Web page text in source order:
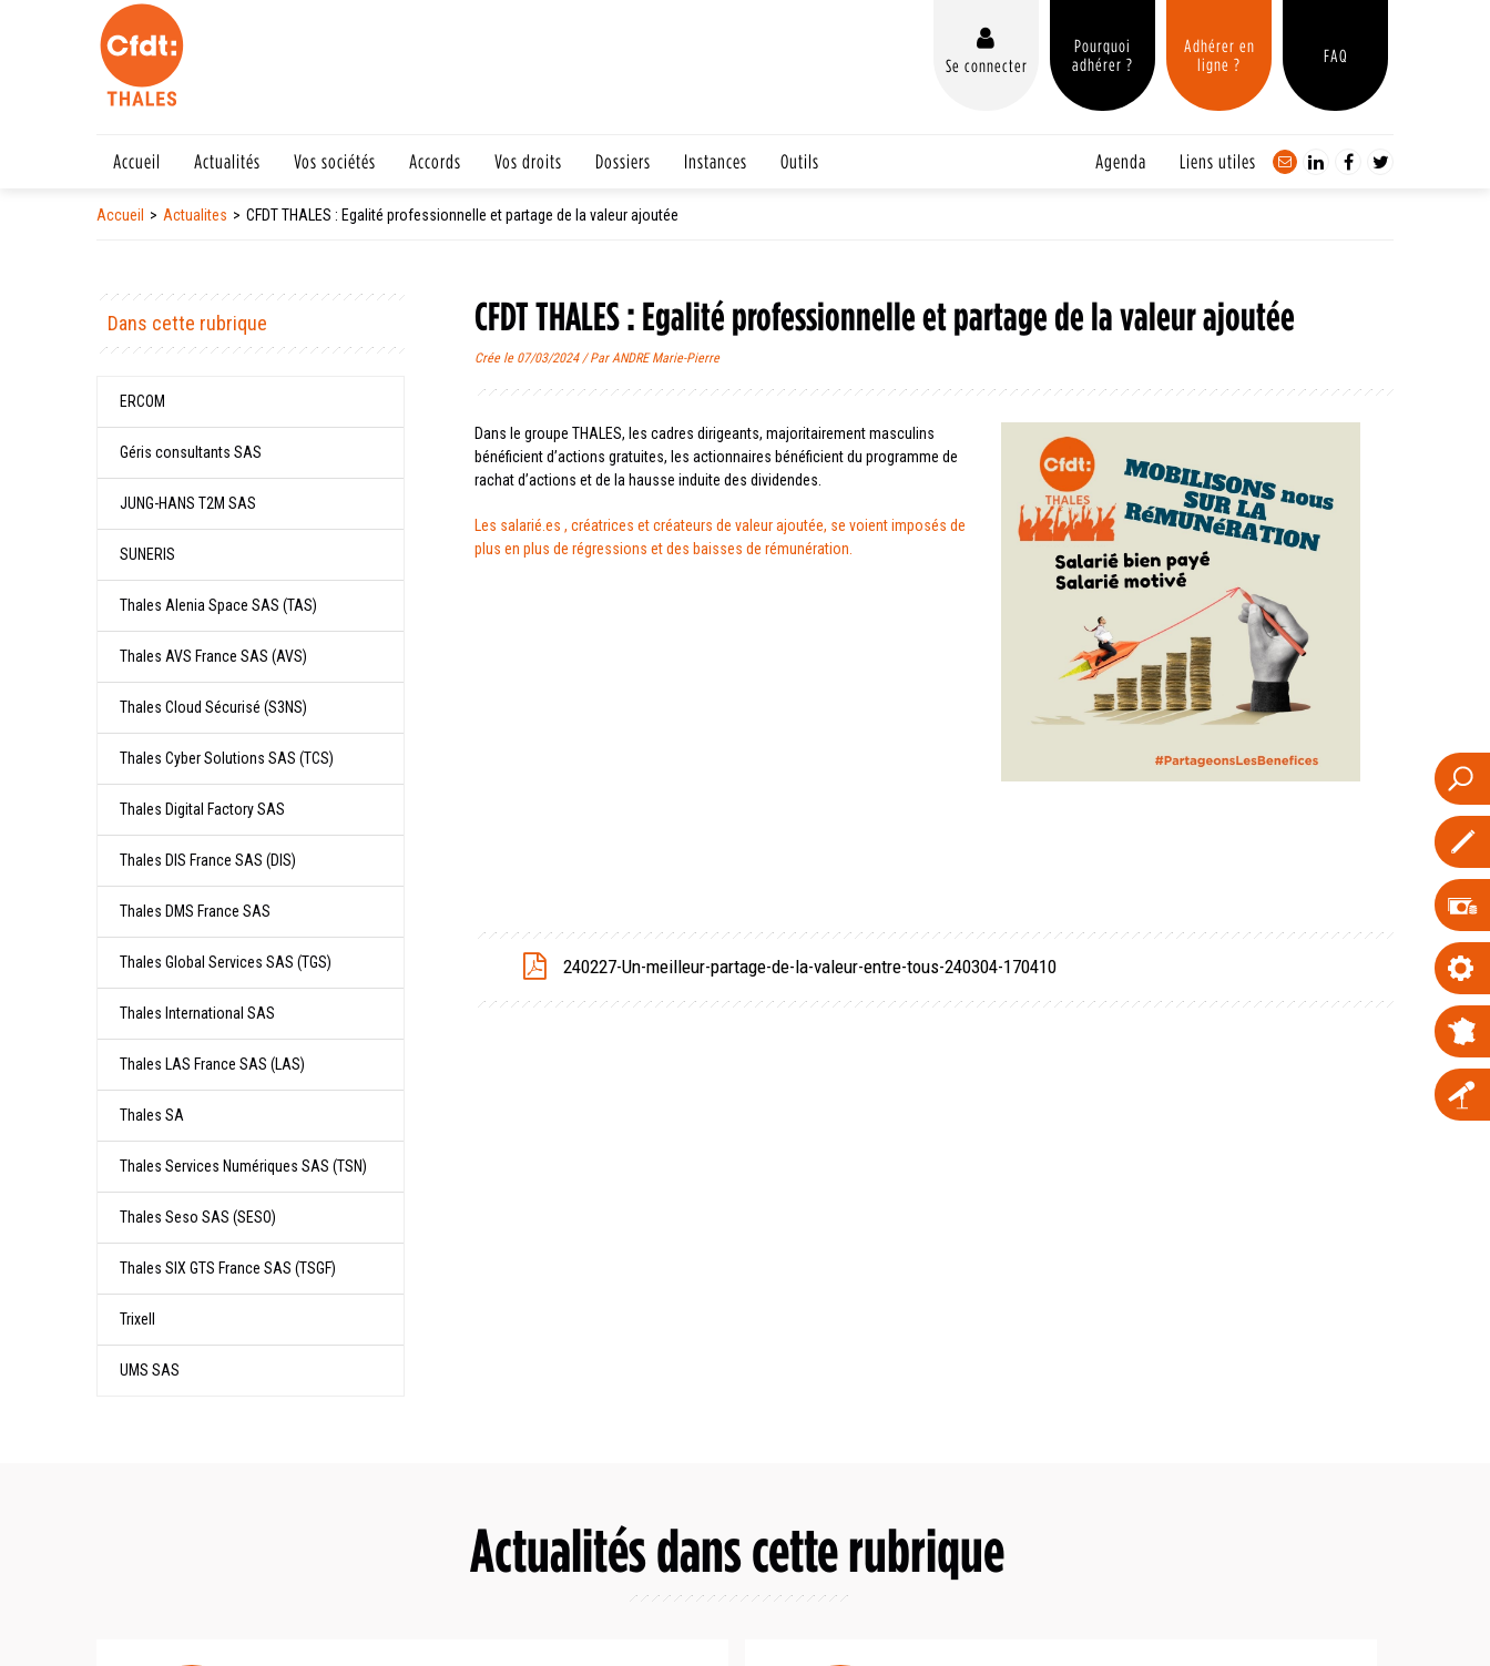
Se connecter
Pourquoi
adhérer ?
Adhérer en
ligne ?
FAQ
Accueil Actualités Vos sociétés Accords Vos droits Dossiers Instances Outils Agenda Liens utiles
Accueil Actualites CFDT THALES : Egalité professionnelle et partage de la valeur ajoutée
Dans cette rubrique
ERCOM
Géris consultants SAS
JUNG-­HANS T2M SAS
SUNERIS
Thales Alenia Space SAS (TAS)
Thales AVS France SAS (AVS)
Thales Cloud Sécurisé (S3NS)
Thales Cyber Solutions SAS (TCS)
Thales Digital Factory SAS
Thales DIS France SAS (DIS)
Thales DMS France SAS
Thales Global Services SAS (TGS)
Thales International SAS
Thales LAS France SAS (LAS)
Thales SA
Thales Services Numériques SAS (TSN)
Thales Seso SAS (SESO)
Thales SIX GTS France SAS (TSGF)
Trixell
UMS SAS
CFDT THALES : Egalité professionnelle et partage de la valeur ajoutée
Crée le 07/03/2024 / Par ANDRE Marie-Pierre
Dans le groupe THALES, les cadres dirigeants, majoritairement masculins
bénéficient d’actions gratuites, les actionnaires bénéficient du programme de
rachat d’actions et de la hausse induite des dividendes.
Les salarié.es , créatrices et créateurs de valeur ajoutée, se voient imposés de
plus en plus de régressions et des baisses de rémunération.
240227-Un-meilleur-partage-de-la-valeur-entre-tous-240304-170410
Actualités dans cette rubrique